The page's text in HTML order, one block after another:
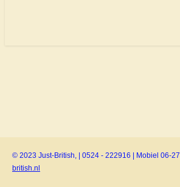
© 2023 Just-British, | 0524 - 222916 | Mobiel 06-
british.nl